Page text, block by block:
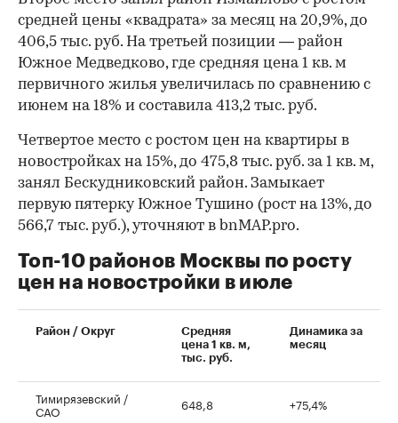
средней цены «квадрата» за месяц на 20,9%, до
406,5 тыс. руб. На третьей позиции — район
Южное Медведково, где средняя цена 1 кв. м
первичного жилья увеличилась по сравнению с
июнем на 18% и составила 413,2 тыс. руб.
00:00 / 00:00
Четвертое место с ростом цен на квартиры в
новостройках на 15%, до 475,8 тыс. руб. за 1 кв. м,
занял Бескудниковский район. Замыкает
первую пятерку Южное Тушино (рост на 13%, до
566,7 тыс. руб.), уточняют в bnMAP.pro.
Топ-10 районов Москвы по росту
цен на новостройки в июле
Район / Округ
Средняя
цена 1 кв. м,
тыс. руб.
Динамика за
месяц
Тимирязевский /
САО 648,8 +75,4%